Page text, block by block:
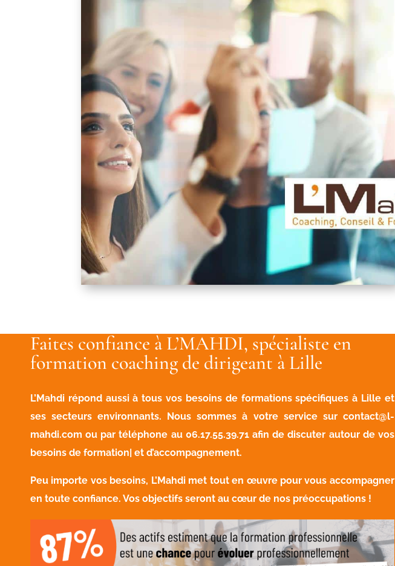
Faites confiance à L’MAHDI, spécialiste en
formation coaching de dirigeant à Lille
L’Mahdi répond aussi à tous vos besoins de formations spécifiques à Lille et
ses secteurs environnants. Nous sommes à votre service sur contact@l-
mahdi.com ou par téléphone au 06.17.55.39.71afin de discuter autour de vos
besoins de formation| et d’accompagnement.
Peu importe vos besoins, L’Mahdi met tout en œuvre pour vous accompagner
en toute confiance. Vos objectifs seront au cœur de nos préoccupations !